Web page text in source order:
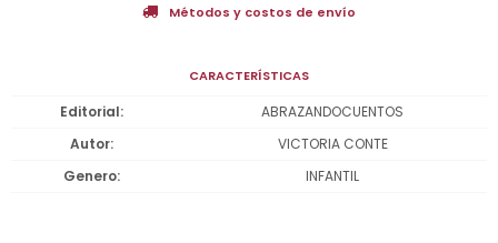
Métodos y costos de envío
CARACTERÍSTICAS
Editorial
ABRAZANDOCUENTOS
Autor
VICTORIA CONTE
Genero
INFANTIL